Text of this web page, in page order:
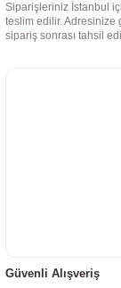
Siparişleriniz İstanbul
teslim edilir. Adresinize
sipariş sonrası tahsil
Güvenli Alışveriş